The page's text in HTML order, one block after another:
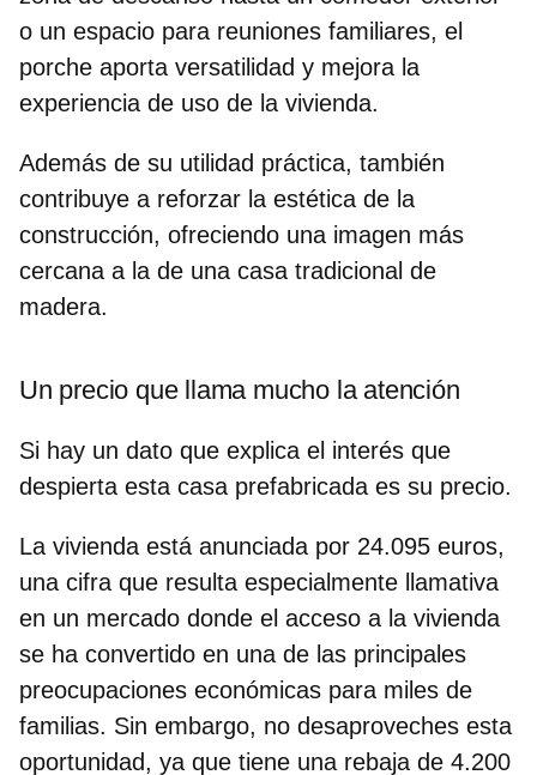
o un espacio para reuniones familiares, el
porche aporta versatilidad y mejora la
experiencia de uso de la vivienda.
Además de su utilidad práctica, también
contribuye a reforzar la estética de la
construcción, ofreciendo una imagen más
cercana a la de una casa tradicional de
madera.
Un precio que llama mucho la atención
Si hay un dato que explica el interés que
despierta esta casa prefabricada es su precio.
La vivienda está anunciada por 24.095 euros,
una cifra que resulta especialmente llamativa
en un mercado donde el acceso a la vivienda
se ha convertido en una de las principales
preocupaciones económicas para miles de
familias. Sin embargo, no desaproveches esta
oportunidad, ya que tiene una rebaja de 4.200